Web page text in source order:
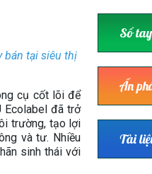
bán tại siêu thị
cụ cốt lõi để
Ecolabel đã trở
trường, tạo lợi
và tư. Nhiều
sinh thái với
Sổ
Ấn
Tài